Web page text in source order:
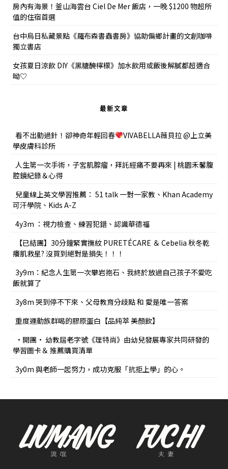
房內有海景！釜山海雲台 Ciel De Mer 飯店，一晚 $1200 物超所
值的住宿首選
台中烏日私藏景點《羅布森書蟲書房》協助偏鄉計畫的文創咖啡
獨立書店
女孩夏日涼飲 DIY《黑糖醃檸檬》加水飲用或飯後解膩都超適合
呦♡
最新文章
看不出動過針！卻神奇年輕回春
VIVABELLA薇貝拉 @上立美
學皮膚科診所
人生第一次手術，子宮肌腺瘤，拜託經痛不要再來 | 桃園禾馨腹
腔鏡紀錄＆心得
兒童線上英文學習推薦： 51 talk 一對一家教、Khan Academy
可汗學院、Kids A-Z
4y3m ：視力檢查、練習犯錯、認識華德福
【已結團】30分鐘緊實撫紋 PURETÉCARE ＆ Cebelia 秋冬乾
癢肌救星? 沒買到絕對是損失！！！
3y9m：紀念人生第一次攀岩抱石、我終於放過自己孩子不愛吃
飯就算了
3y8m 哭到停不下來、父母教育分歧點 和 愛是唯一答案
重度運動族群喝的膠原蛋白【品純萃 美顏飲】
•開團• 幼教屆老字號《理特尚》由幼兒發展專家共同研發的
學習圖卡＆ 推薦購買清單
3y0m 與老師一起努力，成功克服「抗拒上學」的心。